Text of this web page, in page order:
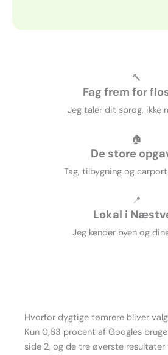
🔨
Fag frem for
Jeg taler dit sprog, ikke
🏠
De store
Tag, tilbygning og
📍
Lokal i
Jeg kender byen og
Hvorfor dygtige tømrere bliver
Kun 0,63 procent af Googles
side 2, og de tre øverste